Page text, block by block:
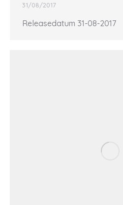
31/08/2017
Releasedatum 31-08-2017